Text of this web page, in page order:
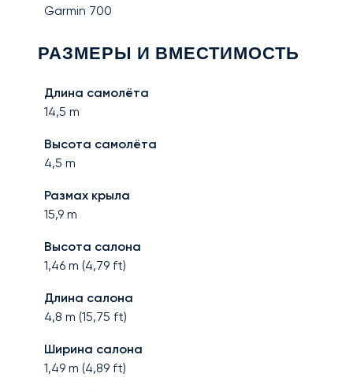
Garmin 700
РАЗМЕРЫ И ВМЕСТИМОСТЬ
Длина самолёта
14,5 m
Высота самолёта
4,5 m
Размах крыла
15,9 m
Высота салона
1,46 m (4,79 ft)
Длина салона
4,8 m (15,75 ft)
Ширина салона
1,49 m (4,89 ft)